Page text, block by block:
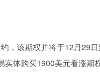
，该期权并将于12月29
体购买1900美元看涨期